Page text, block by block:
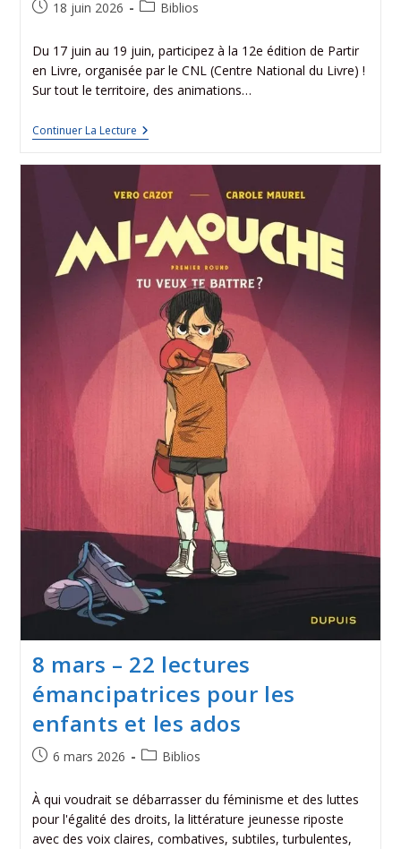
18 juin 2026 Biblios
Du 17 juin au 19 juin, participez à la 12e édition de Partir
en Livre, organisée par le CNL (Centre National du Livre) !
Sur tout le territoire, des animations…
Continuer La Lecture
8 mars – 22 lectures
émancipatrices pour les
enfants et les ados
6 mars 2026 Biblios
À qui voudrait se débarrasser du féminisme et des luttes
pour l'égalité des droits, la littérature jeunesse riposte
avec des voix claires, combatives, subtiles, turbulentes,